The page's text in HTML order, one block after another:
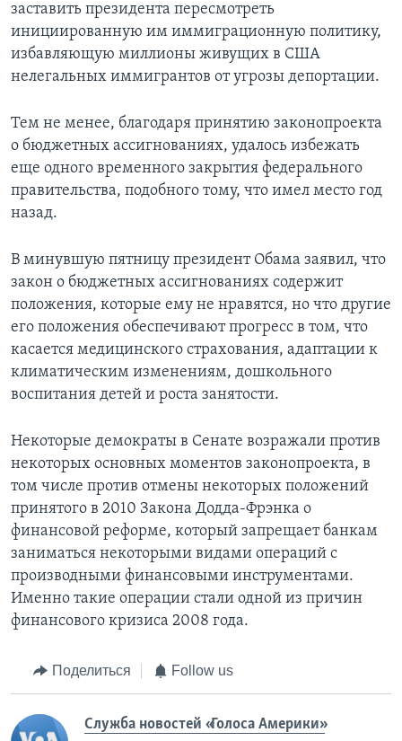
заставить президента пересмотреть
инициированную им иммиграционную политику,
избавляющую миллионы живущих в США
нелегальных иммигрантов от угрозы депортации.
Тем не менее, благодаря принятию законопроекта
о бюджетных ассигнованиях, удалось избежать
еще одного временного закрытия федерального
правительства, подобного тому, что имел место год
назад.
В минувшую пятницу президент Обама заявил, что
закон о бюджетных ассигнованиях содержит
положения, которые ему не нравятся, но что другие
его положения обеспечивают прогресс в том, что
касается медицинского страхования, адаптации к
климатическим изменениям, дошкольного
воспитания детей и роста занятости.
Некоторые демократы в Сенате возражали против
некоторых основных моментов законопроекта, в
том числе против отмены некоторых положений
принятого в 2010 Закона Додда-Фрэнка о
финансовой реформе, который запрещает банкам
заниматься некоторыми видами операций с
производными финансовыми инструментами.
Именно такие операции стали одной из причин
финансового кризиса 2008 года.
Поделиться Follow us
Служба новостей «Голоса Америки»